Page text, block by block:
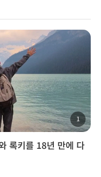
1
록키를 18년 만에 다